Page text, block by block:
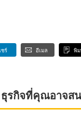
ร์ อีเมล พิ
ธุรกิจที่คุณอาจส